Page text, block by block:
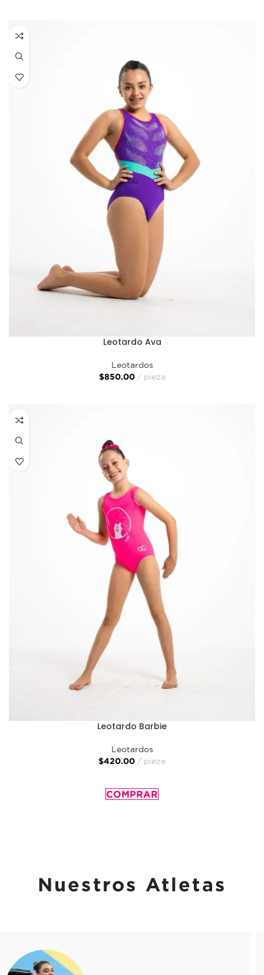
Leotardo Ava
Leotardos
$850.00 pieza
Leotardo Barbie
Leotardos
$420.00 pieza
COMPRAR
Nuestros Atletas